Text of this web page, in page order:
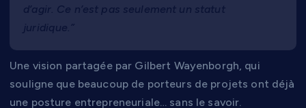
d’agir. Ce n’est pas seulement un statut
juridique.”
Une vision partagée par Gilbert Wayenborgh, qui
souligne que beaucoup de porteurs de projets ont déjà
une posture entrepreneuriale… sans le savoir.